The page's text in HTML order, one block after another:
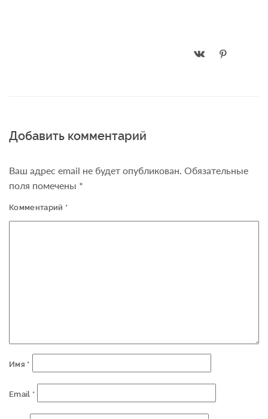
Добавить комментарий
Ваш адрес email не будет опубликован. Обязательные
поля помечены *
Комментарий *
Имя *
Email *